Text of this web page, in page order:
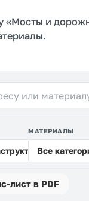
«Мосты и
Мосты и дорожная инфраструктура
МАТЕРИАЛЫ
Все
лист в PDF